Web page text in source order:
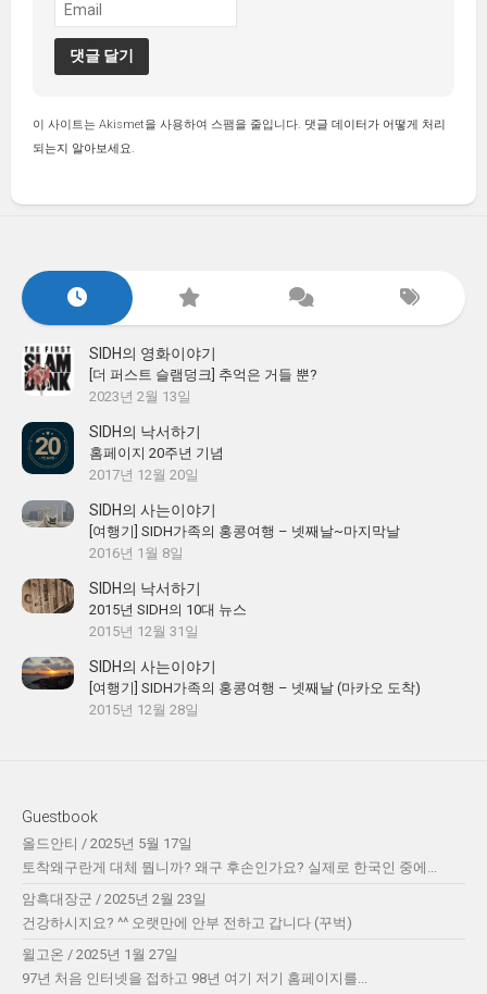
이 사이트는 Akismet을 사용하여 스팸을 줄입니다. 댓글 데이터가 어떻게 처리
되는지 알아보세요.
SIDH의 영화이야기
[더 퍼스트 슬램덩크] 추억은 거들 뿐?
2023년 2월 13일
SIDH의 낙서하기
홈페이지 20주년 기념
2017년 12월 20일
SIDH의 사는이야기
[여행기] SIDH가족의 홍콩여행 – 넷째날~마지막날
2016년 1월 8일
SIDH의 낙서하기
2015년 SIDH의 10대 뉴스
2015년 12월 31일
SIDH의 사는이야기
[여행기] SIDH가족의 홍콩여행 – 넷째날 (마카오 도착)
2015년 12월 28일
Guestbook
올드안티 / 2025년 5월 17일
토착왜구란게 대체 뭡니까? 왜구 후손인가요? 실제로 한국인 중에...
암흑대장군 / 2025년 2월 23일
건강하시지요? ^^ 오랫만에 안부 전하고 갑니다 (꾸벅)
윌고온 / 2025년 1월 27일
97년 처음 인터넷을 접하고 98년 여기 저기 홈페이지를...